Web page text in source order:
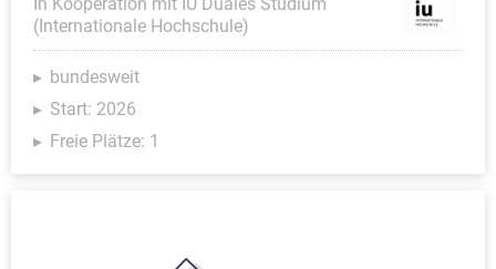
(Internationale Hochschule)
bundesweit
Start: 2026
Freie Plätze: 1